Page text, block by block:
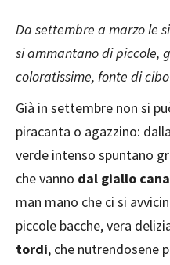
Da settembre a marzo le
si ammantano di piccole,
coloratissime, fonte di
Già in settembre non si
piracanta o agazzino:
verde intenso spuntano
che vanno dal giallo
man mano che ci si
piccole bacche, vera
tordi, che nutrendosene